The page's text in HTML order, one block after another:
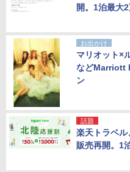
開。1泊最大
お出かけ
マリオット×
などMarriott
ン
話題
楽天トラベル
販売再開。1